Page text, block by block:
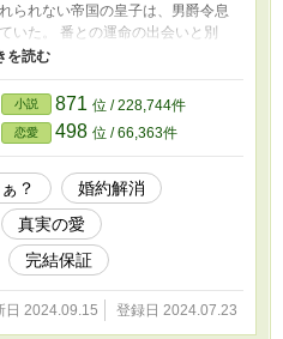
られない帝国の皇子は、男爵令息
いた。 番との運命の出会いと別
。 ※自己設定満載ですので気を
ですが、一線を越える個所もあ
。 以上２点からセルフレイティ
小説 871 位 / 228,744件
恋愛 498 位 / 66,363件
？
婚約解消
真実の愛
完結保証
日 2024.09.15 登録日 2024.07.23